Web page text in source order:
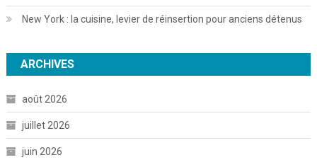
New York : la cuisine, levier de réinsertion pour anciens détenus
ARCHIVES
août 2026
juillet 2026
juin 2026